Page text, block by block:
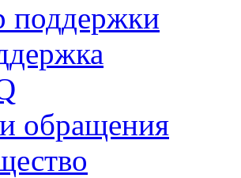
поддержки
обращения